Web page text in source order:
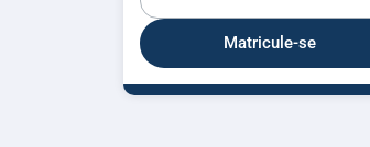
Matricule-se